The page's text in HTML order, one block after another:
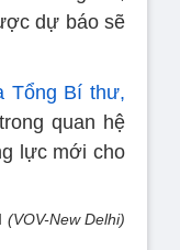
dự báo sẽ
Tổng Bí thư,
quan hệ
lực mới cho
(VOV-New Delhi)